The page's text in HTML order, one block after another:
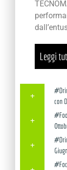
Leggi
con